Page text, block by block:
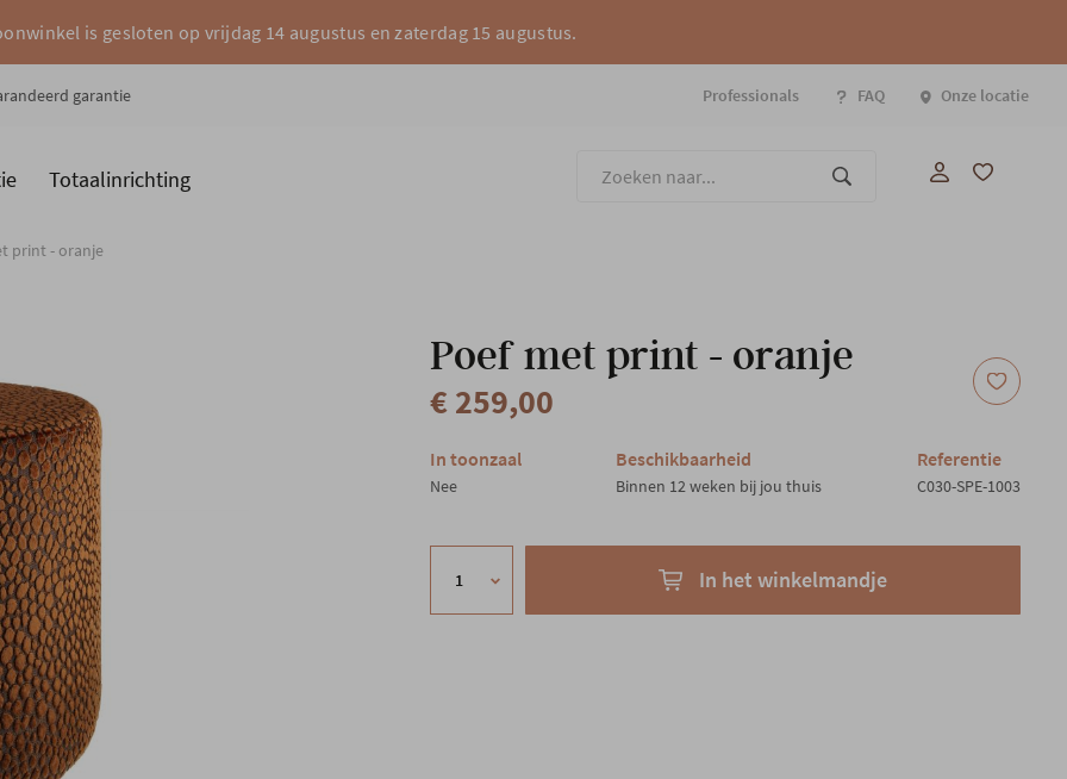
is gesloten op vrijdag 14 augustus en zaterdag 15 augustus.
garantie Professionals FAQ Onze locatie
Totaalinrichting
Merken
print - oranje
Poef met print - oranje
€ 259,00
In toonzaal
Nee
Beschikbaarheid
Binnen 12 weken bij jou thuis
Referentie
C030-SPE-1003
In het winkelmandje